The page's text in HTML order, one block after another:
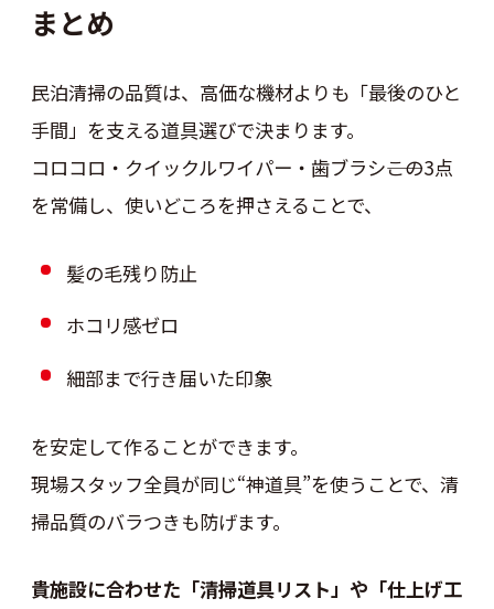
まとめ
民泊清掃の品質は、高価な機材よりも「最後のひと
手間」を支える道具選びで決まります。
コロコロ・クイックルワイパー・歯ブラシ――この3点
を常備し、使いどころを押さえることで、
髪の毛残り防止
ホコリ感ゼロ
細部まで行き届いた印象
を安定して作ることができます。
現場スタッフ全員が同じ“神道具”を使うことで、清
掃品質のバラつきも防げます。
貴施設に合わせた「清掃道具リスト」や「仕上げ工